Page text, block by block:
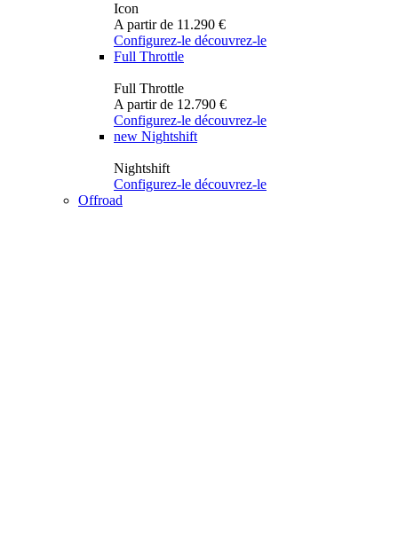
Icon
A partir de 11.290 €
Configurez-le découvrez-le
Full Throttle
Full Throttle
A partir de 12.790 €
Configurez-le découvrez-le
new Nightshift
Nightshift
Configurez-le découvrez-le
Offroad